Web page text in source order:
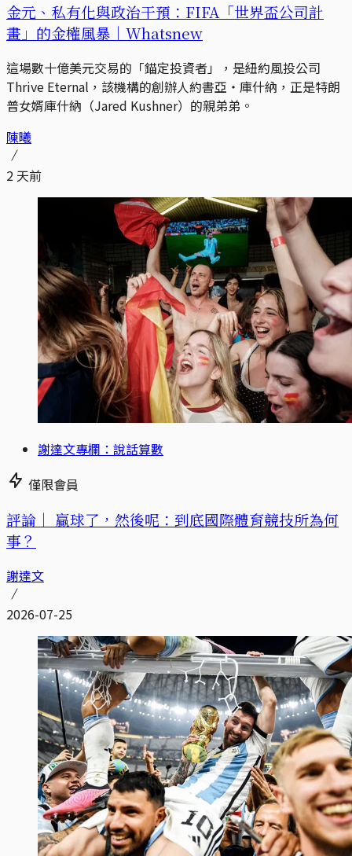
金元、私有化與政治干預：FIFA「世界盃公司計
畫」的金權風暴｜Whatsnew
這場數十億美元交易的「錨定投資者」，是紐約風投公司
Thrive Eternal，該機構的創辦人約書亞・庫什納，正是特朗
普女婿庫什納（Jared Kushner）的親弟弟。
陳曦
2 天前
謝達文專欄：說話算數
僅限會員
評論｜ 贏球了，然後呢：到底國際體育競技所為何
事？
謝達文
2026-07-25